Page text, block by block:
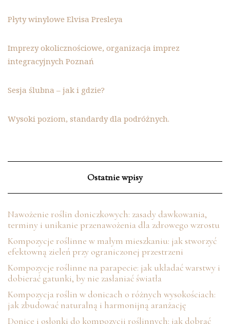
Płyty winylowe Elvisa Presleya
Imprezy okolicznościowe, organizacja imprez
integracyjnych Poznań
Sesja ślubna – jak i gdzie?
Wysoki poziom, standardy dla podróżnych.
Ostatnie wpisy
Nawożenie roślin doniczkowych: zasady dawkowania,
terminy i unikanie przenawożenia dla zdrowego wzrostu
Kompozycje roślinne w małym mieszkaniu: jak stworzyć
efektowną zieleń przy ograniczonej przestrzeni
Kompozycje roślinne na parapecie: jak układać warstwy i
dobierać gatunki, by nie zasłaniać światła
Kompozycja roślin w donicach o różnych wysokościach:
jak zbudować naturalną i harmonijną aranżację
Donice i osłonki do kompozycji roślinnych: jak dobrać